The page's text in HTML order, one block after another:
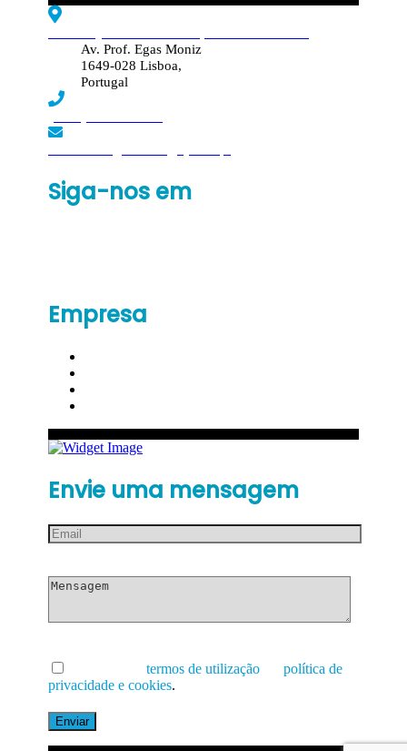
Av. Prof. Egas Moniz
1649-028 Lisboa,
Portugal
Siga-nos em
Empresa
Envie uma mensagem
termos de utilização
política de
privacidade e cookies.